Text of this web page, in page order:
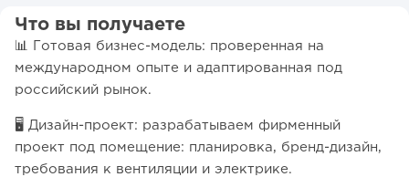
Что вы получаете
📊 Готовая бизнес-модель: проверенная на
международном опыте и адаптированная под
российский рынок.
🖥️ Дизайн-проект: разрабатываем фирменный
проект под помещение: планировка, бренд-дизайн,
требования к вентиляции и электрике.